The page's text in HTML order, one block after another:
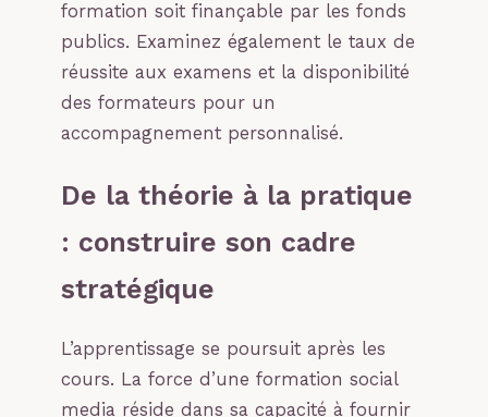
formation soit finançable par les fonds
publics. Examinez également le taux de
réussite aux examens et la disponibilité
des formateurs pour un
accompagnement personnalisé.
De la théorie à la pratique
: construire son cadre
stratégique
L’apprentissage se poursuit après les
cours. La force d’une formation social
media réside dans sa capacité à fournir